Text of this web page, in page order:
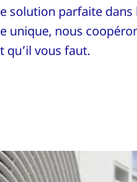
solution parfaite
unique, nous
qu’il vous faut.